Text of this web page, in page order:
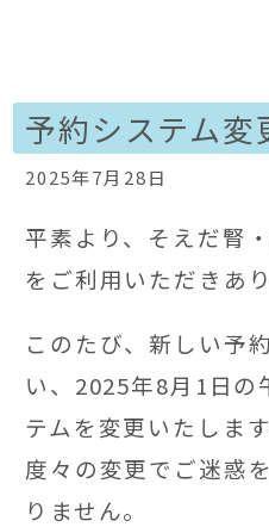
予約システム変
2025年7月28日
平素より、そえだ腎
をご利用いただきあ
このたび、新しい予
い、2025年8月1日の
テムを変更いたします
度々の変更でご迷惑
りません。